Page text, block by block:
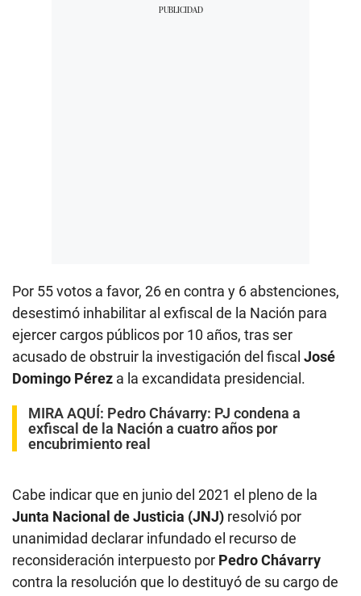
Por 55 votos a favor, 26 en contra y 6 abstenciones,
desestimó inhabilitar al exfiscal de la Nación para
ejercer cargos públicos por 10 años, tras ser
acusado de obstruir la investigación del fiscal José
Domingo Pérez a la excandidata presidencial.
MIRA AQUÍ: Pedro Chávarry: PJ condena a
exfiscal de la Nación a cuatro años por
encubrimiento real
Cabe indicar que en junio del 2021 el pleno de la
Junta Nacional de Justicia (JNJ) resolvió por
unanimidad declarar infundado el recurso de
reconsideración interpuesto por Pedro Chávarry
contra la resolución que lo destituyó de su cargo de